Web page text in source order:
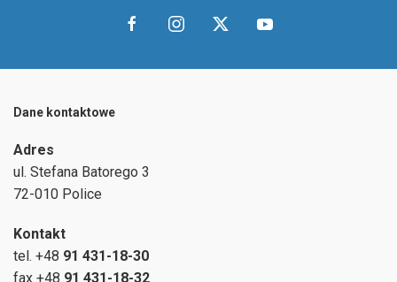
Dane kontaktowe
Adres
ul. Stefana Batorego 3
72-010 Police
Kontakt
tel. +48 91 431-18-30
fax +48 91 431-18-32